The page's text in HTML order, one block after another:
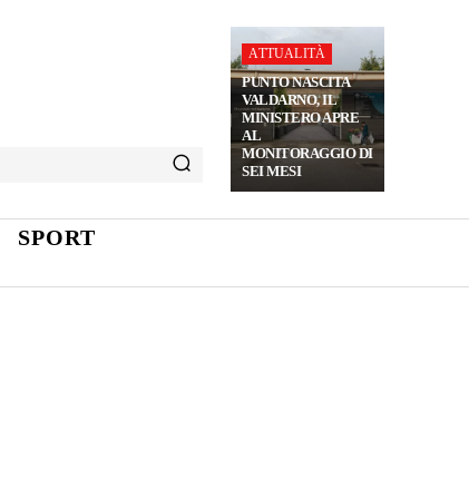
ATTUALITÀ
PUNTO NASCITA
VALDARNO, IL
MINISTERO APRE
AL
MONITORAGGIO DI
SEI MESI
SPORT